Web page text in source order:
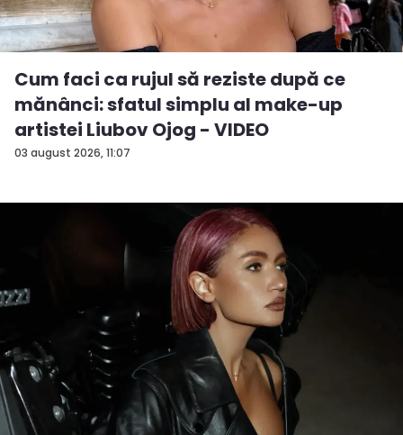
03 august 2026, 11:07
Cum faci ca rujul să reziste după ce
mănânci: sfatul simplu al make-up
artistei Liubov Ojog - VIDEO